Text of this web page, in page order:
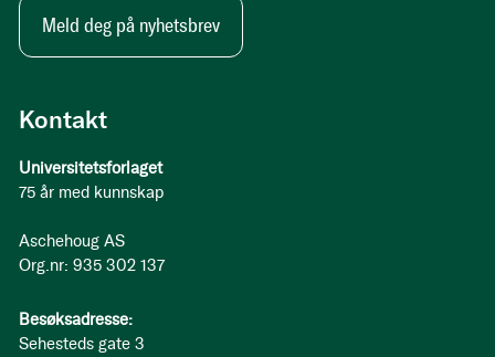
Kontakt
Universitetsforlaget
75 år med kunnskap
Aschehoug AS
Org.nr: 935 302 137
Besøksadresse:
Sehesteds gate 3
Meld deg på nyhetsbrev